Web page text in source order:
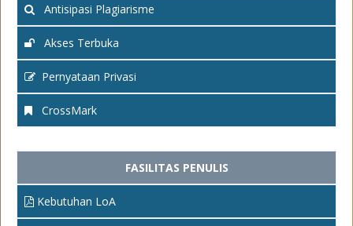
Antisipasi Plagiarisme
Akses Terbuka
Pernyataan Privasi
CrossMark
FASILITAS PENULIS
Kebutuhan LoA